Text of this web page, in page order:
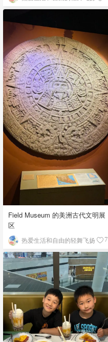
Field Museum 的美洲古代文明展
区
热爱生活和自由的轻舞飞扬 7